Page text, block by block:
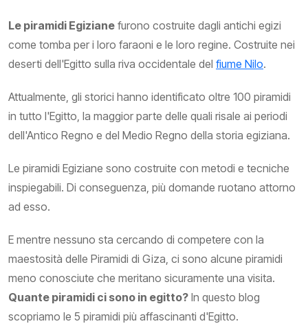
Le piramidi Egiziane furono costruite dagli antichi egizi
come tomba per i loro faraoni e le loro regine. Costruite nei
deserti dell'Egitto sulla riva occidentale del fiume Nilo.
Attualmente, gli storici hanno identificato oltre 100 piramidi
in tutto l'Egitto, la maggior parte delle quali risale ai periodi
dell'Antico Regno e del Medio Regno della storia egiziana.
Le piramidi Egiziane sono costruite con metodi e tecniche
inspiegabili. Di conseguenza, più domande ruotano attorno
ad esso.
E mentre nessuno sta cercando di competere con la
maestosità delle Piramidi di Giza, ci sono alcune piramidi
meno conosciute che meritano sicuramente una visita.
Quante piramidi ci sono in egitto? In questo blog
scopriamo le 5 piramidi più affascinanti d'Egitto.